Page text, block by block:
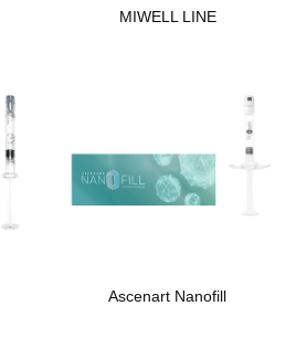
MIWELL LINE
Ascenart Nanofill